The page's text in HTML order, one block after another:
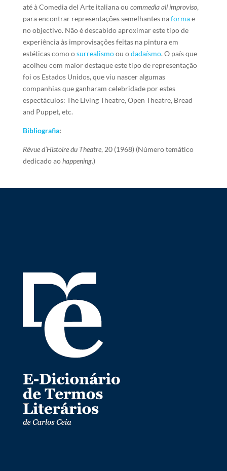
até à Comedia del Arte italiana ou commedia all improviso,
para encontrar representações semelhantes naformae
no objectivo. Não é descabido aproximar este tipo de
experiência às improvisações feitas na pintura em
estéticas como osurrealismoou odadaísmo. O país que
acolheu com maior destaque este tipo de representação
foi os Estados Unidos, que viu nascer algumas
companhias que ganharam celebridade por estes
espectáculos: The Living Theatre, Open Theatre, Bread
and Puppet, etc.
Bibliografia:
Révue d’Histoire du Theatre, 20 (1968) (Número temático
dedicado aohappening.)